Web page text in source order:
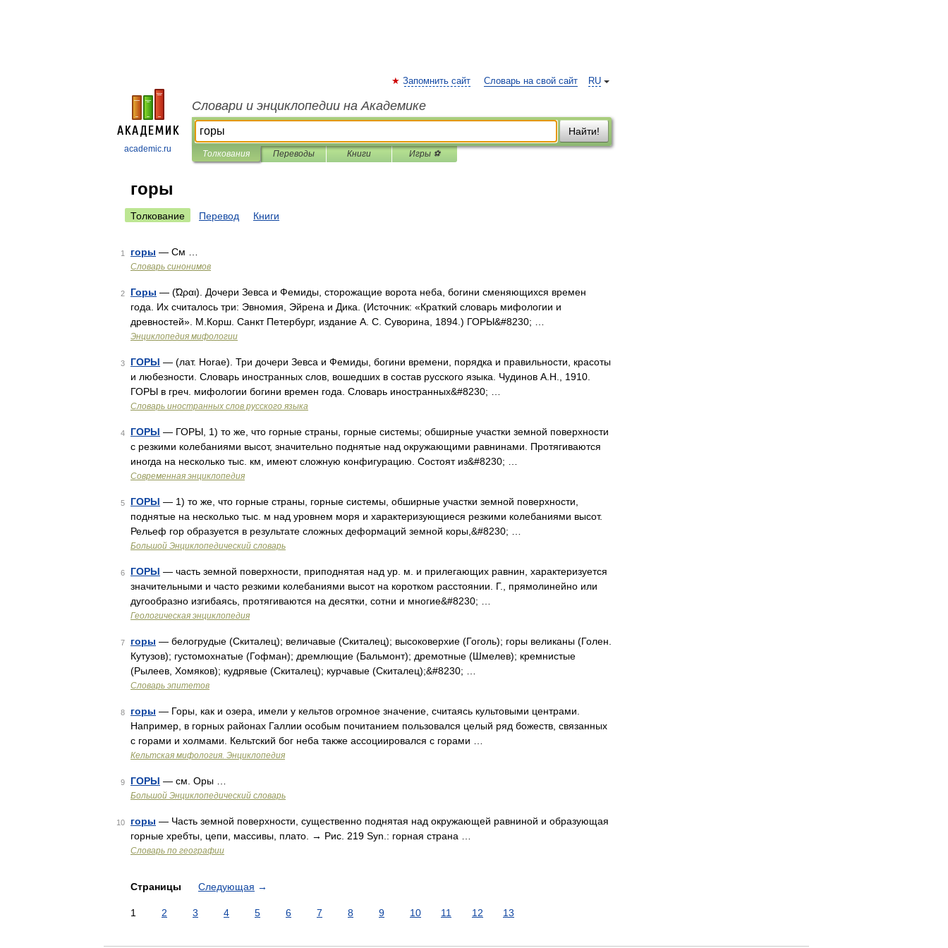
academic.ru
RU
Запомнить сайт Словарь на свой сайт
Словари и энциклопедии на Академике
Найти!
Толкования Переводы Книги Игры ⚽
горы
Толкование Перевод Книги
1 горы — См …
Словарь синонимов
2 Горы — (̃Ωραι). Дочери Зевса и Фемиды, сторожащие ворота неба, богини сменяющихся времен
года. Их считалось три: Эвномия, Эйрена и Дика. (Источник: «Краткий словарь мифологии и
древностей». М.Корш. Санкт Петербург, издание А. С. Суворина, 1894.) ГОРЫ&#8230; …
Энциклопедия мифологии
3 ГОРЫ — (лат. Horae). Три дочери Зевса и Фемиды, богини времени, порядка и правильности, красоты
и любезности. Словарь иностранных слов, вошедших в состав русского языка. Чудинов А.Н., 1910.
ГОРЫ в греч. мифологии богини времен года. Словарь иностранных&#8230; …
Словарь иностранных слов русского языка
4 ГОРЫ — ГОРЫ, 1) то же, что горные страны, горные системы; обширные участки земной поверхности
с резкими колебаниями высот, значительно поднятые над окружающими равнинами. Протягиваются
иногда на несколько тыс. км, имеют сложную конфигурацию. Состоят из&#8230; …
Современная энциклопедия
5 ГОРЫ — 1) то же, что горные страны, горные системы, обширные участки земной поверхности,
поднятые на несколько тыс. м над уровнем моря и характеризующиеся резкими колебаниями высот.
Рельеф гор образуется в результате сложных деформаций земной коры,&#8230; …
Большой Энциклопедический словарь
6 ГОРЫ — часть земной поверхности, приподнятая над ур. м. и прилегающих равнин, характеризуется
значительными и часто резкими колебаниями высот на коротком расстоянии. Г., прямолинейно или
дугообразно изгибаясь, протягиваются на десятки, сотни и многие&#8230; …
Геологическая энциклопедия
7 горы — белогрудые (Скиталец); величавые (Скиталец); высоковерхие (Гоголь); горы великаны (Голен.
Кутузов); густомохнатые (Гофман); дремлющие (Бальмонт); дремотные (Шмелев); кремнистые
(Рылеев, Хомяков); кудрявые (Скиталец); курчавые (Скиталец);&#8230; …
Словарь эпитетов
8 горы — Горы, как и озера, имели у кельтов огромное значение, считаясь культовыми центрами.
Например, в горных районах Галлии особым почитанием пользовался целый ряд божеств, связанных
с горами и холмами. Кельтский бог неба также ассоциировался с горами …
Кельтская мифология. Энциклопедия
9 ГОРЫ — см. Оры …
Большой Энциклопедический словарь
10 горы — Часть земной поверхности, существенно поднятая над окружающей равниной и образующая
горные хребты, цепи, массивы, плато. → Рис. 219 Syn.: горная страна …
Словарь по географии
Страницы Следующая →
1 2 3 4 5 6 7 8 9 10 11 12 13